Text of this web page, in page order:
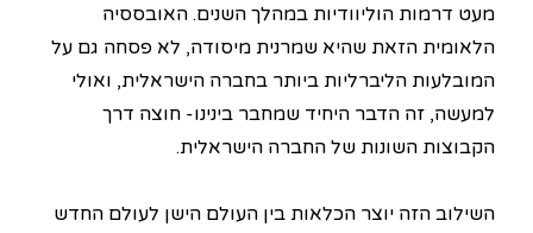
מעט דרמות הוליוודיות במהלך השנים. האובססיה
הלאומית הזאת שהיא שמרנית מיסודה, לא פסחה גם על
המובלעות הליברליות ביותר בחברה הישראלית, ואולי
למעשה, זה הדבר היחיד שמחבר בינינו- חוצה דרך
הקבוצות השונות של החברה הישראלית.
השילוב הזה יוצר הכלאות בין העולם הישן לעולם החדש